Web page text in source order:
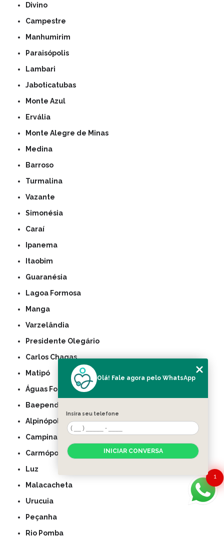
Divino
Campestre
Manhumirim
Paraisópolis
Lambari
Jaboticatubas
Monte Azul
Ervália
Monte Alegre de Minas
Medina
Barroso
Turmalina
Vazante
Simonésia
Caraí
Ipanema
Itaobim
Guaranésia
Lagoa Formosa
Manga
Varzelândia
Presidente Olegário
Carlos Chagas
Matipó
Águas Formosas
Baependi
Alpinópolis
Campina Verde
Carmópolis de Minas
Luz
Malacacheta
Urucuia
Peçanha
Rio Pomba
1
Olá! Fale agora pelo WhatsApp
Insira seu telefone
INICIAR CONVERSA